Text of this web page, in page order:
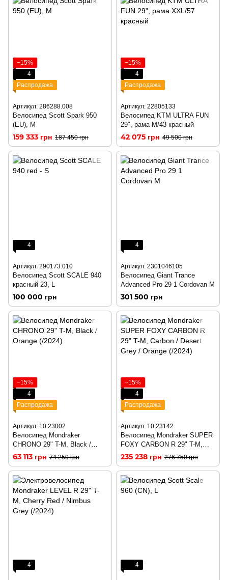
−15%
4
Распродажа
Артикул: 286288.008
Велосипед Scott Spark 950
(EU), M
159 333 грн 187 450 грн
−15%
4
Распродажа
Артикул: 22805133
Велосипед KTM ULTRA FUN
29", рама M/43 красный
42 075 грн 49 500 грн
4
Артикул: 290173.010
Велосипед Scott SCALE 940
красный 23, L
100 000 грн
4
Артикул: 2301046105
Велосипед Giant Trance
Advanced Pro 29 1 Cordovan M
301 500 грн
−15%
4
Распродажа
Артикул: 10.23002
Велосипед Mondraker
CHRONO 29" T-M, Black /
Orange (/2024)
63 113 грн 74 250 грн
−15%
4
Распродажа
Артикул: 10.23142
Велосипед Mondraker SUPER
FOXY CARBON R 29" T-M,
Carbon / Desert Grey / Orange
235 238 грн 276 750 грн
4 4